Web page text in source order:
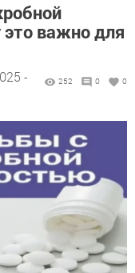
важно для
-
252 0 0